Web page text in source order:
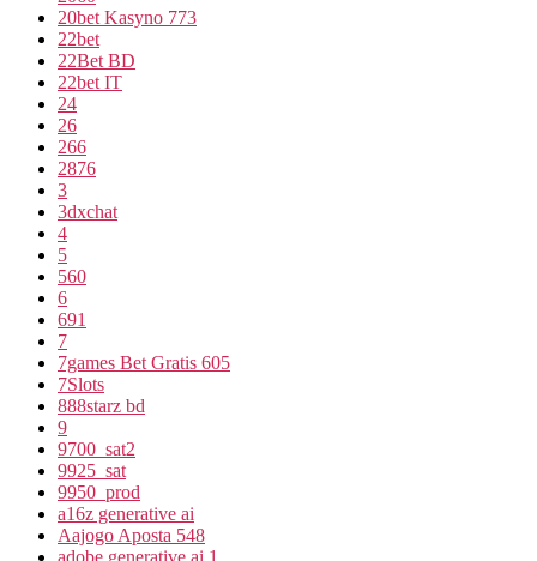
20bet Kasyno 773
22bet
22Bet BD
22bet IT
24
26
266
2876
3
3dxchat
4
5
560
6
691
7
7games Bet Gratis 605
7Slots
888starz bd
9
9700_sat2
9925_sat
9950_prod
a16z generative ai
Aajogo Aposta 548
adobe generative ai 1